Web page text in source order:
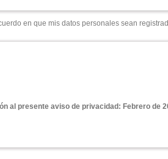
en que mis datos personales sean
al presente aviso de privacidad: Febrero de